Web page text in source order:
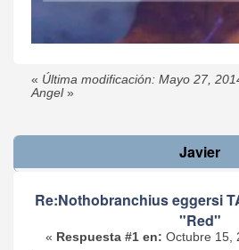
« Última modificación: Mayo 27,
Angel»
Javier
Re:Nothobranchius eggersi
"Red"
« Respuesta #1 en: Octubre 15,